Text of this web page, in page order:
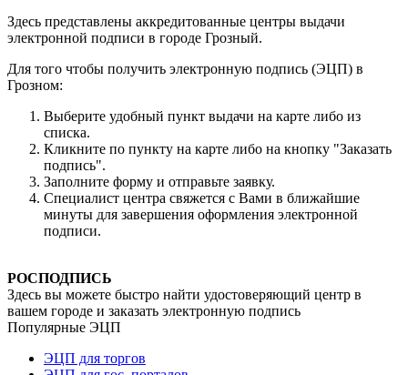
Здесь представлены аккредитованные центры выдачи
электронной подписи в городе Грозный.
Для того чтобы получить электронную подпись (ЭЦП) в
Грозном:
Выберите удобный пункт выдачи на карте либо из
списка.
Кликните по пункту на карте либо на кнопку "Заказать
подпись".
Заполните форму и отправьте заявку.
Специалист центра свяжется с Вами в ближайшие
минуты для завершения оформления электронной
подписи.
РОСПОДПИСЬ
Здесь вы можете быстро найти удостоверяющий центр в
вашем городе и заказать электронную подпись
Популярные ЭЦП
ЭЦП для торгов